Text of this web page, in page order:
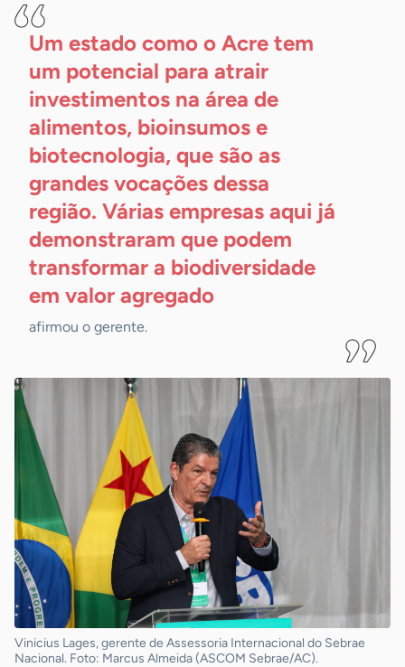
Um estado como o Acre tem
um potencial para atrair
investimentos na área de
alimentos, bioinsumos e
biotecnologia, que são as
grandes vocações dessa
região. Várias empresas aqui já
demonstraram que podem
transformar a biodiversidade
em valor agregado
afirmou o gerente.
Vinicius Lages, gerente de Assessoria Internacional do Sebrae
Nacional. Foto: Marcus Almeida (ASCOM Sebrae/AC).